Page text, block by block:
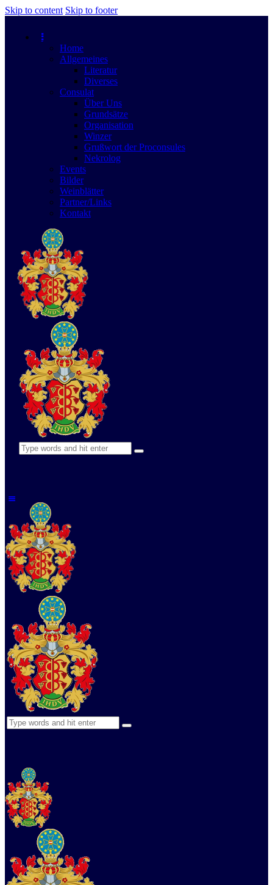
Skip to content Skip to footer
Home
Allgemeines
Literatur
Diverses
Consulat
Über Uns
Grundsätze
Organisation
Winzer
Grußwort der Proconsules
Nekrolog
Events
Bilder
Weinblätter
Partner/Links
Kontakt